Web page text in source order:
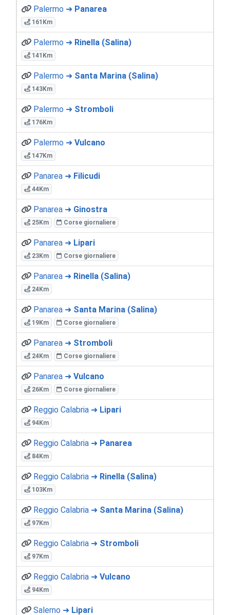
Palermo ➜ Panarea
161Km
Palermo ➜ Rinella (Salina)
141Km
Palermo ➜ Santa Marina (Salina)
143Km
Palermo ➜ Stromboli
176Km
Palermo ➜ Vulcano
147Km
Panarea ➜ Filicudi
44Km
Panarea ➜ Ginostra
25Km Corse giornaliere
Panarea ➜ Lipari
23Km Corse giornaliere
Panarea ➜ Rinella (Salina)
24Km
Panarea ➜ Santa Marina (Salina)
19Km Corse giornaliere
Panarea ➜ Stromboli
24Km Corse giornaliere
Panarea ➜ Vulcano
26Km Corse giornaliere
Reggio Calabria ➜ Lipari
94Km
Reggio Calabria ➜ Panarea
84Km
Reggio Calabria ➜ Rinella (Salina)
103Km
Reggio Calabria ➜ Santa Marina (Salina)
97Km
Reggio Calabria ➜ Stromboli
97Km
Reggio Calabria ➜ Vulcano
94Km
Salerno ➜ Lipari